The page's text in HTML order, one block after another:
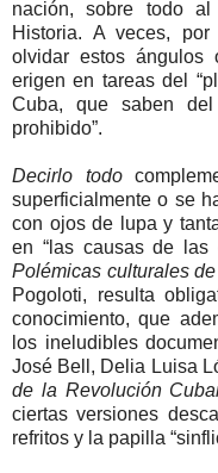
nación, sobre todo
Historia. A veces,
olvidar estos ángulos
erigen en tareas del
Cuba, que saben
prohibido”.
Decirlo todo
superficialmente o se
con ojos de lupa y
en “las causas de las
Polémicas culturales
Pogoloti, resulta
conocimiento, que
los ineludibles
José Bell, Delia Luisa
de la Revolución
ciertas versiones
refritos y la papilla